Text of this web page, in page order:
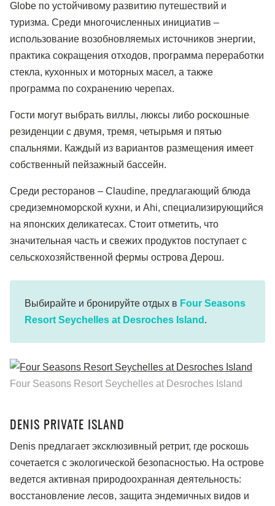
Globe по устойчивому развитию путешествий и
туризма. Среди многочисленных инициатив –
использование возобновляемых источников энергии,
практика сокращения отходов, программа переработки
стекла, кухонных и моторных масел, а также
программа по сохранению черепах.
Гости могут выбрать виллы, люксы либо роскошные
резиденции с двумя, тремя, четырьмя и пятью
спальнями. Каждый из вариантов размещения имеет
собственный пейзажный бассейн.
Среди ресторанов – Claudine, предлагающий блюда
средиземноморской кухни, и Ahi, специализирующийся
на японских деликатесах. Стоит отметить, что
значительная часть и свежих продуктов поступает с
сельскохозяйственной фермы острова Дерош.
Выбирайте и бронируйте отдых в Four Seasons
Resort Seychelles at Desroches Island .
Four Seasons Resort Seychelles at Desroches Island
DENIS PRIVATE ISLAND
Denis предлагает эксклюзивный ретрит, где роскошь
сочетается с экологической безопасностью. На острове
ведется активная природоохранная деятельность:
восстановление лесов, защита эндемичных видов и